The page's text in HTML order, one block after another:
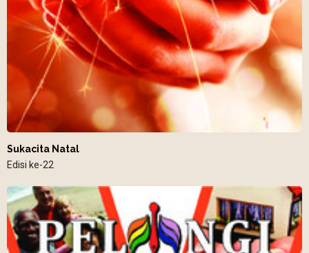
Sukacita Natal
Edisi ke-22